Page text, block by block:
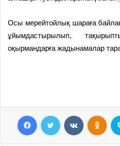
Осы мерейтойлық шараға
ұйымдастырылып,
оқырмандарға жадынамалар